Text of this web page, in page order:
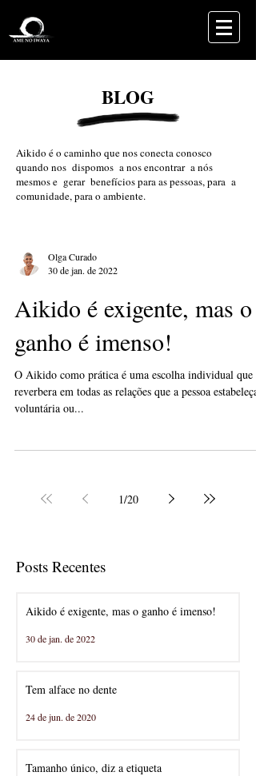
BLOG
Aikido é o caminho que nos conecta conosco
quando nos dispomos a nos encontrar a nós
mesmos e gerar benefícios para as pessoas, para a
comunidade, para o ambiente.
Olga Curado
30 de jan. de 2022
Aikido é exigente, mas o
ganho é imenso!
O Aikido como prática é uma escolha individual que
reverbera em todas as relações que a pessoa estabeleça,
voluntária ou...
1/20
Posts Recentes
Aikido é exigente, mas o ganho é imenso!
30 de jan. de 2022
Tem alface no dente
24 de jun. de 2020
Tamanho único, diz a etiqueta